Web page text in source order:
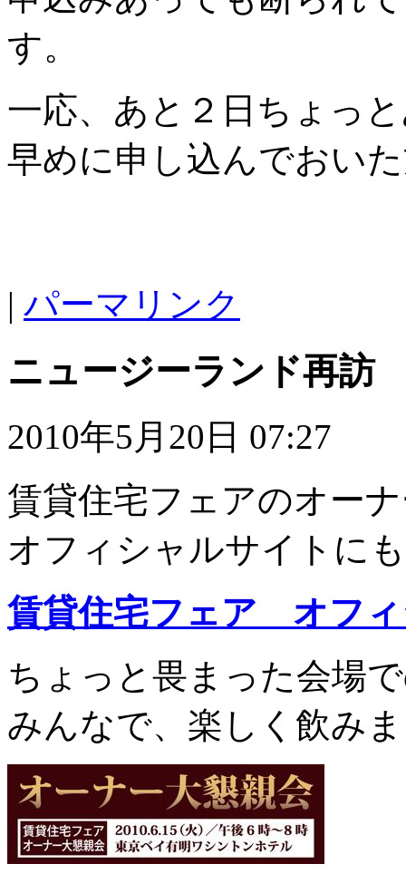
す。
一応、あと２日ちょっ
早めに申し込んでおい
| パーマリンク
ニュージーランド再訪
2010年5月20日 07:27
賃貸住宅フェアのオー
オフィシャルサイトに
賃貸住宅フェア オフ
ちょっと畏まった会場
みんなで、楽しく飲み